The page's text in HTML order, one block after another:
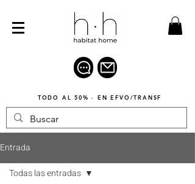
TODO AL 50% · EN EFVO/TRANSF
Entrada
Todas las entradas